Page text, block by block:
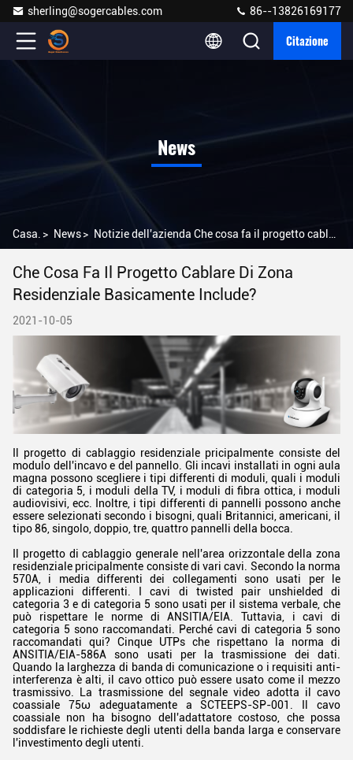
sherling@sogercables.com 86--13826169177
Citazione
News
Casa. > News> Notizie dell'azienda Che cosa fa il progetto cablare di zona residenziale basicamente include?
Che Cosa Fa Il Progetto Cablare Di Zona
Residenziale Basicamente Include?
2021-10-05
Il progetto di cablaggio residenziale pricipalmente consiste del
modulo dell'incavo e del pannello. Gli incavi installati in ogni aula
magna possono scegliere i tipi differenti di moduli, quali i moduli
di categoria 5, i moduli della TV, i moduli di fibra ottica, i moduli
audiovisivi, ecc. Inoltre, i tipi differenti di pannelli possono anche
essere selezionati secondo i bisogni, quali Britannici, americani, il
tipo 86, singolo, doppio, tre, quattro pannelli della bocca.
Il progetto di cablaggio generale nell'area orizzontale della zona
residenziale pricipalmente consiste di vari cavi. Secondo la norma
570A, i media differenti dei collegamenti sono usati per le
applicazioni differenti. I cavi di twisted pair unshielded di
categoria 3 e di categoria 5 sono usati per il sistema verbale, che
può rispettare le norme di ANSITIA/EIA. Tuttavia, i cavi di
categoria 5 sono raccomandati. Perché cavi di categoria 5 sono
raccomandati qui? Cinque UTPs che rispettano la norma di
ANSITIA/EIA-586A sono usati per la trasmissione dei dati.
Quando la larghezza di banda di comunicazione o i requisiti anti-
interferenza è alti, il cavo ottico può essere usato come il mezzo
trasmissivo. La trasmissione del segnale video adotta il cavo
coassiale 75ω adeguatamente a SCTEEPS-SP-001. Il cavo
coassiale non ha bisogno dell'adattatore costoso, che possa
soddisfare le richieste degli utenti della banda larga e conservare
l'investimento degli utenti.